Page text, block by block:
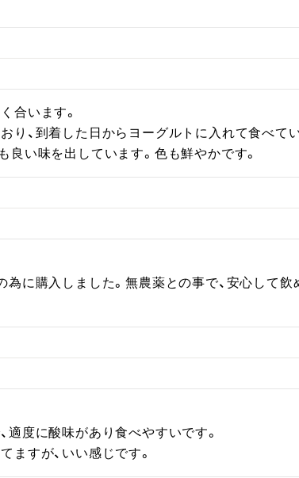
合います。
り、到着した日からヨーグルトに入れて食べて
良い味を出しています。色も鮮やかです。
為に購入しました。無農薬との事で、安心して
適度に酸味があり食べやすいです。
ますが、いい感じです。